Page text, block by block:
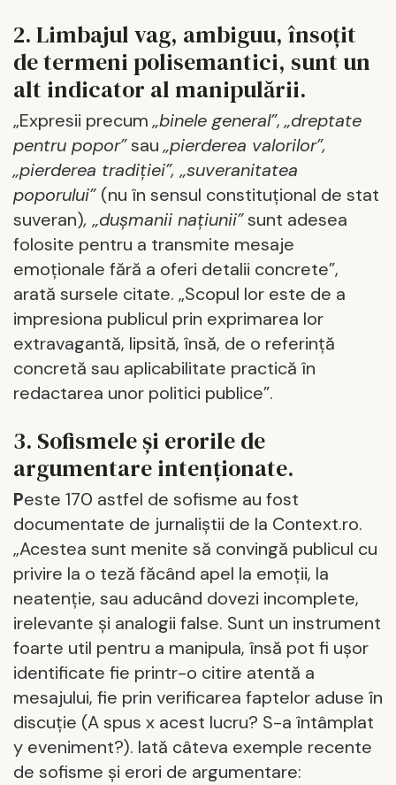
2. Limbajul vag, ambiguu, însoțit
de termeni polisemantici, sunt un
alt indicator al manipulării.
„Expresii precum „binele general”, „dreptate
pentru popor”sau „pierderea valorilor”,
„pierderea tradiției”, „suveranitatea
poporului” (nu în sensul constituțional de stat
suveran), „dușmanii națiunii”sunt adesea
folosite pentru a transmite mesaje
emoționale fără a oferi detalii concrete”,
arată sursele citate. „Scopul lor este de a
impresiona publicul prin exprimarea lor
extravagantă, lipsită, însă, de o referință
concretă sau aplicabilitate practică în
redactarea unor politici publice”.
3. Sofismele și erorile de
argumentare intenționate.
Peste 170 astfel de sofisme au fost
documentate de jurnaliștii de la Context.ro.
„Acestea sunt menite să convingă publicul cu
privire la o teză făcând apel la emoții, la
neatenție, sau aducând dovezi incomplete,
irelevante și analogii false. Sunt un instrument
foarte util pentru a manipula, însă pot fi ușor
identificate fie printr-o citire atentă a
mesajului, fie prin verificarea faptelor aduse în
discuție (A spus x acest lucru? S-a întâmplat
y eveniment?). Iată câteva exemple recente
de sofisme și erori de argumentare: